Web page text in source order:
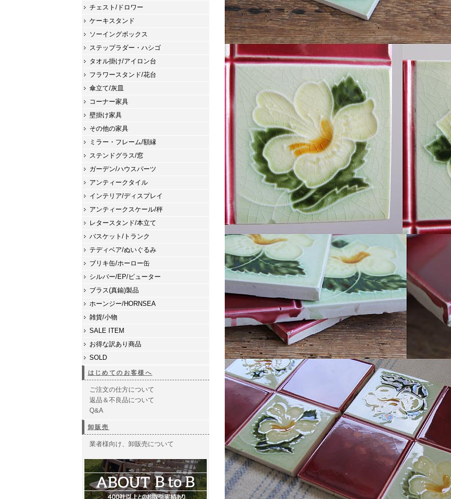
チェスト/ドロワー
ケーキスタンド
ソーイングボックス
ステップラダー・ハシゴ
タオル掛け/アイロン台
フラワースタンド/花台
傘立て/灰皿
コーナー家具
壁掛け家具
その他の家具
ミラー・フレーム/額縁
ステンドグラス/窓
ガーデン/ハウスパーツ
アンティークタイル
インテリア/ディスプレイ
アンティークスケール/秤
レタースタンド/本立て
バスケット/トランク
テディベア/ぬいぐるみ
ブリキ缶/ホーロー缶
シルバー/EP/ピューター
ブラス(真鍮)製品
ホーンジー/HORNSEA
雑貨/小物
SALE ITEM
お得な訳あり商品
SOLD
はじめてのお客様へ
ご注文の仕方について
返品＆不良品について
Q&A
卸販売
業者様向け、卸販売について